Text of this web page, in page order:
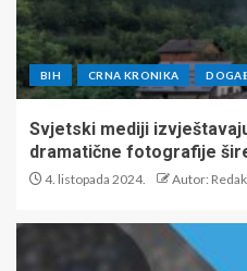
BIH CRNA KRONIKA
Svjetski mediji
dramatične fotografije
4. listopada 2024. Autor: